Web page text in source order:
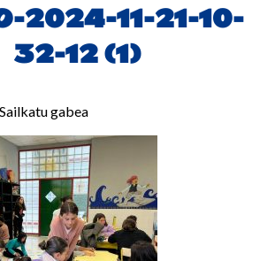
2024-11-21-10-
32-12 (1)
Sailkatu gabea